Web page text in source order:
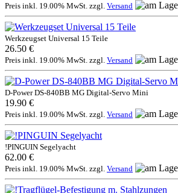
Preis inkl. 19.00% MwSt. zzgl. Versand
Werkzeugset Universal 15 Teile
26.50 €
Preis inkl. 19.00% MwSt. zzgl. Versand
D-Power DS-840BB MG Digital-Servo Mini
19.90 €
Preis inkl. 19.00% MwSt. zzgl. Versand
!PINGUIN Segelyacht
62.00 €
Preis inkl. 19.00% MwSt. zzgl. Versand